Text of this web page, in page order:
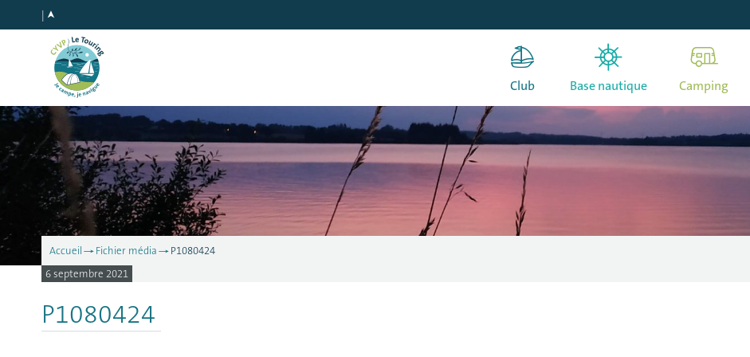
Club Base nautique Camping
Accueil Fichier média
P1080424
6 septembre 2021
P1080424